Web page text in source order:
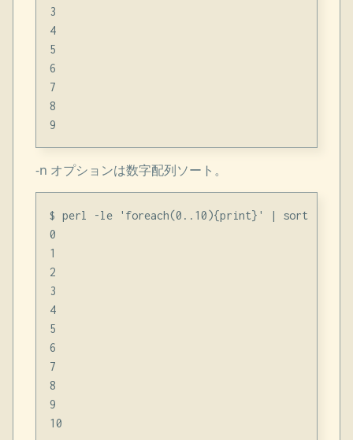
3
4
5
6
7
8
-n オプションは数字配列ソート。
$ perl -le 'foreach(0..10){print}' | sort -n
0
1
2
3
4
5
6
7
8
9